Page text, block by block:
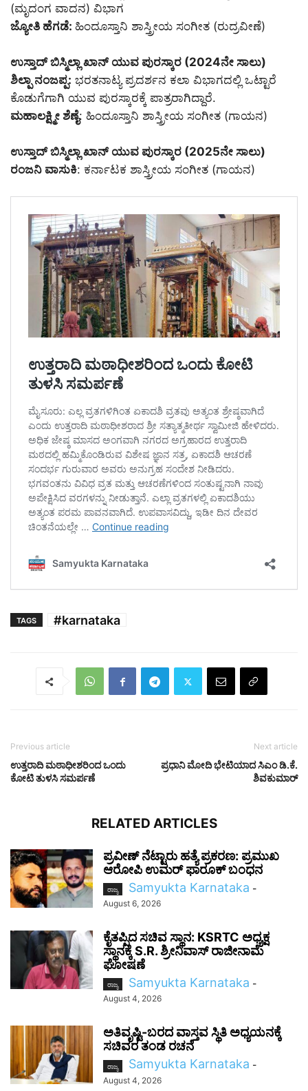
(ಮೃದಂಗ ವಾದನ) ವಿಭಾಗ
ಜ್ಯೋತಿ ಹೆಗಡೆ: ಹಿಂದೂಸ್ತಾನಿ ಶಾಸ್ತ್ರೀಯ ಸಂಗೀತ (ರುದ್ರವೀಣೆ)
ಉಸ್ತಾದ್ ಬಿಸ್ಮಿಲ್ಲಾ ಖಾನ್ ಯುವ ಪುರಸ್ಕಾರ (2024ನೇ ಸಾಲು)
ಶಿಲ್ಪಾ ನಂಜಪ್ಪ: ಭರತನಾಟ್ಯ ಪ್ರದರ್ಶನ ಕಲಾ ವಿಭಾಗದಲ್ಲಿ ಒಟ್ಟಾರೆ
ಕೊಡುಗೆಗಾಗಿ ಯುವ ಪುರಸ್ಕಾರಕ್ಕೆ ಪಾತ್ರರಾಗಿದ್ದಾರೆ.
ಮಹಾಲಕ್ಷ್ಮೀ ಶೆಣೈ: ಹಿಂದೂಸ್ತಾನಿ ಶಾಸ್ತ್ರೀಯ ಸಂಗೀತ (ಗಾಯನ)
ಉಸ್ತಾದ್ ಬಿಸ್ಮಿಲ್ಲಾ ಖಾನ್ ಯುವ ಪುರಸ್ಕಾರ (2025ನೇ ಸಾಲು)
ರಂಜನಿ ವಾಸುಕಿ: ಕರ್ನಾಟಕ ಶಾಸ್ತ್ರೀಯ ಸಂಗೀತ (ಗಾಯನ)
TAGS #karnataka
Previous article
ಉತ್ತರಾದಿ ಮಠಾಧೀಶರಿಂದ ಒಂದು
ಕೋಟಿ ತುಳಸಿ ಸಮರ್ಪಣೆ
Next article
ಪ್ರಧಾನಿ ಮೋದಿ ಭೇಟಿಯಾದ ಸಿಎಂ ಡಿ.ಕೆ.
ಶಿವಕುಮಾರ್
RELATED ARTICLES
ಪ್ರವೀಣ್ ನೆಟ್ಟಾರು ಹತ್ಯೆ ಪ್ರಕರಣ: ಪ್ರಮುಖ
ಆರೋಪಿ ಉಮರ್ ಫಾರೂಕ್ ಬಂಧನ
ರಾಜ್ಯ Samyukta Karnataka -
August 6, 2026
ಕೈತಪ್ಪಿದ ಸಚಿವ ಸ್ಥಾನ: KSRTC ಅಧ್ಯಕ್ಷ
ಸ್ಥಾನಕ್ಕೆ S.R. ಶ್ರೀನಿವಾಸ್ ರಾಜೀನಾಮೆ
ಘೋಷಣೆ
ರಾಜ್ಯ Samyukta Karnataka -
August 4, 2026
ಅತಿವೃಷ್ಟಿ-ಬರದ ವಾಸ್ತವ ಸ್ಥಿತಿ ಅಧ್ಯಯನಕ್ಕೆ
ಸಚಿವರ ತಂಡ ರಚನೆ
ರಾಜ್ಯ Samyukta Karnataka -
August 4, 2026